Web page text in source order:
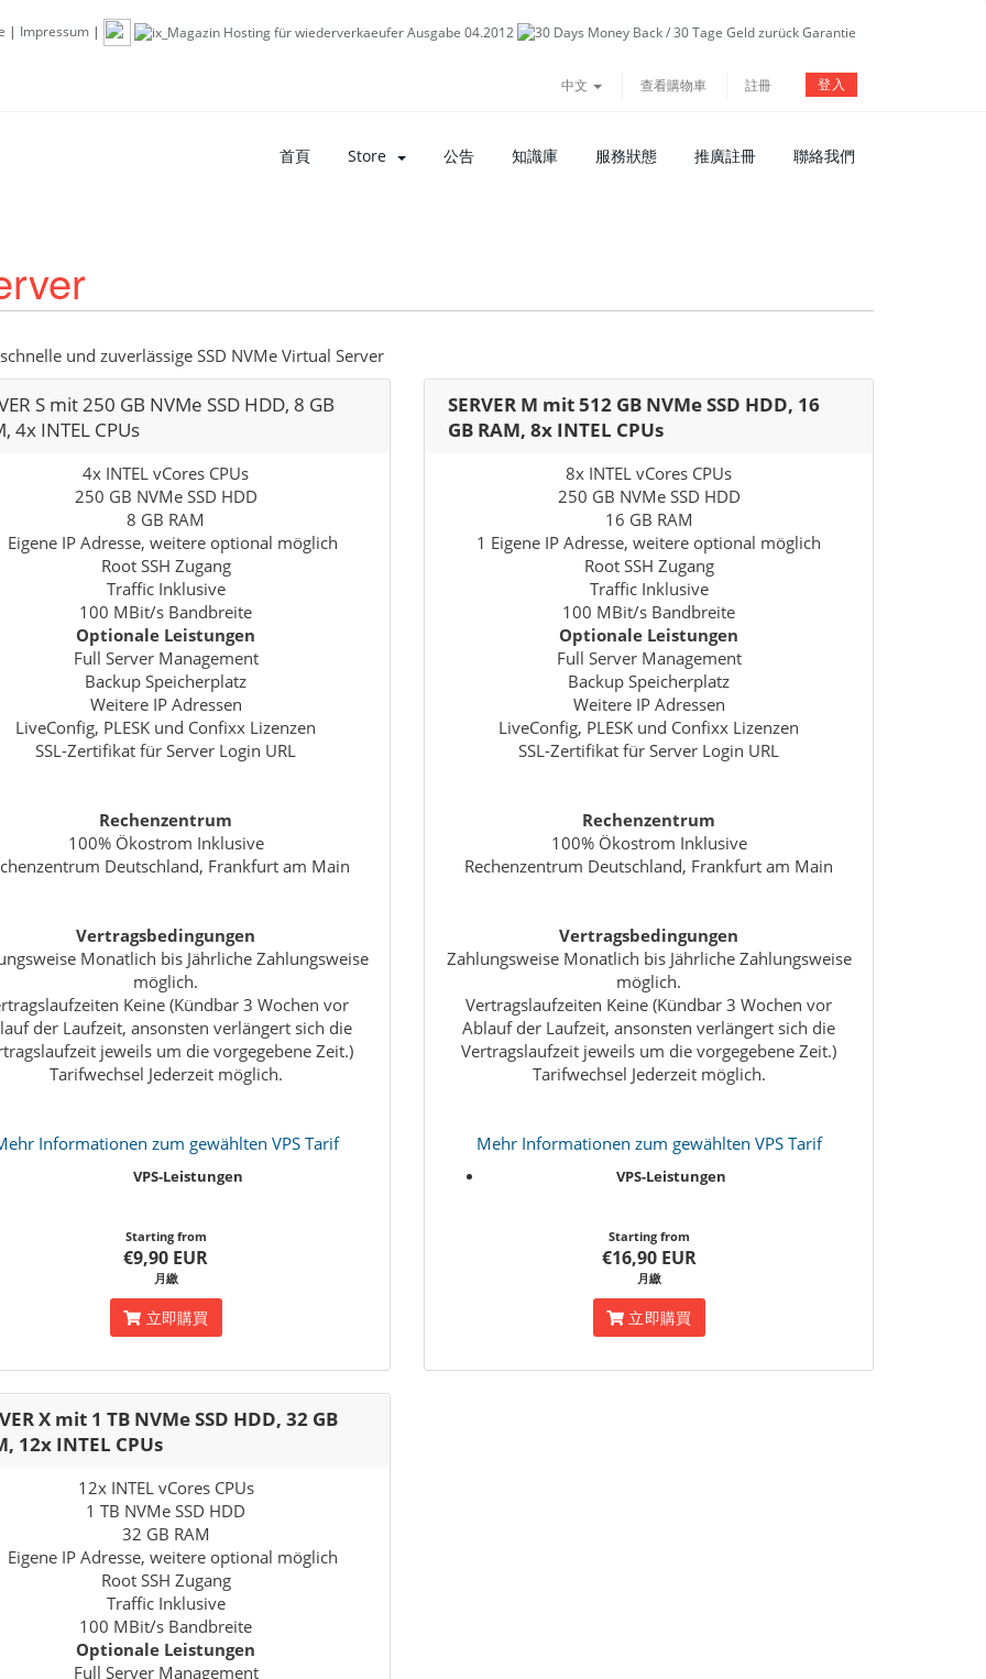
| Impressum |
中文 查看購物車 註冊 登入
首頁 Store 公告 知識庫 服務狀態 推廣註冊 聯絡我們
und zuverlässige SSD NVMe Virtual Server
S mit 250 GB NVMe SSD HDD, 8 GB
4x INTEL CPUs
4x INTEL vCores CPUs
250 GB NVMe SSD HDD
8 GB RAM
Eigene IP Adresse, weitere optional möglich
Root SSH Zugang
Traffic Inklusive
100 MBit/s Bandbreite
Optionale Leistungen
Full Server Management
Backup Speicherplatz
Weitere IP Adressen
LiveConfig, PLESK und Confixx Lizenzen
SSL-Zertifikat für Server Login URL
Rechenzentrum
100% Ökostrom Inklusive
Deutschland, Frankfurt am Main
Vertragsbedingungen
Monatlich bis Jährliche Zahlungsweise
möglich.
Keine (Kündbar 3 Wochen vor
der Laufzeit, ansonsten verlängert sich die
jeweils um die vorgegebene Zeit.)
Tarifwechsel Jederzeit möglich.
Informationen zum gewählten VPS Tarif
VPS-Leistungen
Starting from
€9,90 EUR
月繳
立即購買
SERVER M mit 512 GB NVMe SSD HDD, 16
GB RAM, 8x INTEL CPUs
8x INTEL vCores CPUs
250 GB NVMe SSD HDD
16 GB RAM
1 Eigene IP Adresse, weitere optional möglich
Root SSH Zugang
Traffic Inklusive
100 MBit/s Bandbreite
Optionale Leistungen
Full Server Management
Backup Speicherplatz
Weitere IP Adressen
LiveConfig, PLESK und Confixx Lizenzen
SSL-Zertifikat für Server Login URL
Rechenzentrum
100% Ökostrom Inklusive
Rechenzentrum Deutschland, Frankfurt am Main
Vertragsbedingungen
Zahlungsweise Monatlich bis Jährliche Zahlungsweise
möglich.
Vertragslaufzeiten Keine (Kündbar 3 Wochen vor
Ablauf der Laufzeit, ansonsten verlängert sich die
Vertragslaufzeit jeweils um die vorgegebene Zeit.)
Tarifwechsel Jederzeit möglich.
Mehr Informationen zum gewählten VPS Tarif
VPS-Leistungen
Starting from
€16,90 EUR
月繳
立即購買
X mit 1 TB NVMe SSD HDD, 32 GB
12x INTEL CPUs
12x INTEL vCores CPUs
1 TB NVMe SSD HDD
32 GB RAM
Eigene IP Adresse, weitere optional möglich
Root SSH Zugang
Traffic Inklusive
100 MBit/s Bandbreite
Optionale Leistungen
Full Server Management